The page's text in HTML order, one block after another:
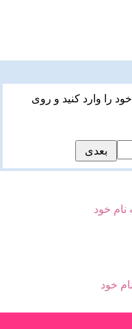
را وارد کنید و روی
نام خود
خود